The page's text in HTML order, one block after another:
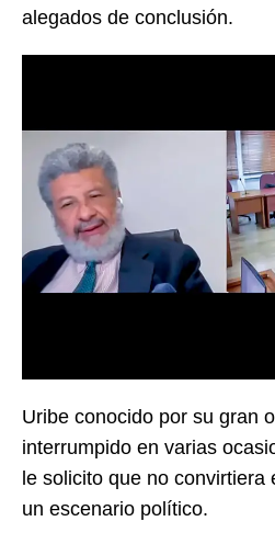
alegados de conclusión.
Uribe conocido por su gran
interrumpido en varias
le solicito que no convirtiera
un escenario político.